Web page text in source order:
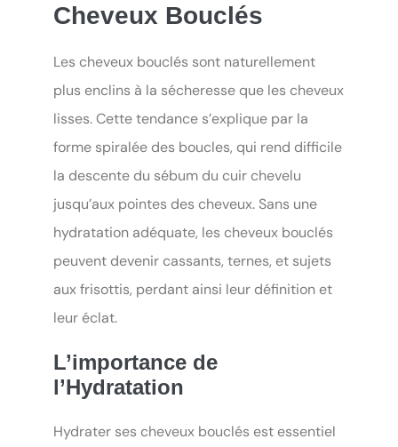
Cheveux Bouclés
Les cheveux bouclés sont naturellement
plus enclins à la sécheresse que les cheveux
lisses. Cette tendance s’explique par la
forme spiralée des boucles, qui rend difficile
la descente du sébum du cuir chevelu
jusqu’aux pointes des cheveux. Sans une
hydratation adéquate, les cheveux bouclés
peuvent devenir cassants, ternes, et sujets
aux frisottis, perdant ainsi leur définition et
leur éclat.
L’importance de
l’Hydratation
Hydrater ses cheveux bouclés est essentiel